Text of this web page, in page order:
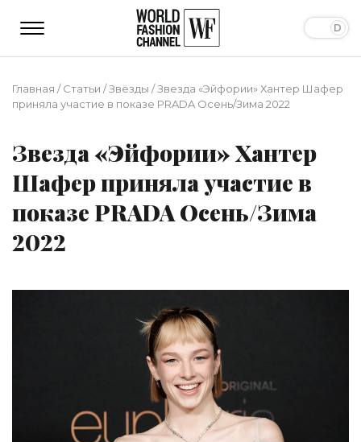
Главная /Статьи /Звёзды /Звезда «Эйфории» Хантер Шафер
приняла участие в показе PRADA Осень/Зима 2022
Звезда «Эйфории» Хантер
Шафер приняла участие в
показе PRADA Осень/Зима
2022